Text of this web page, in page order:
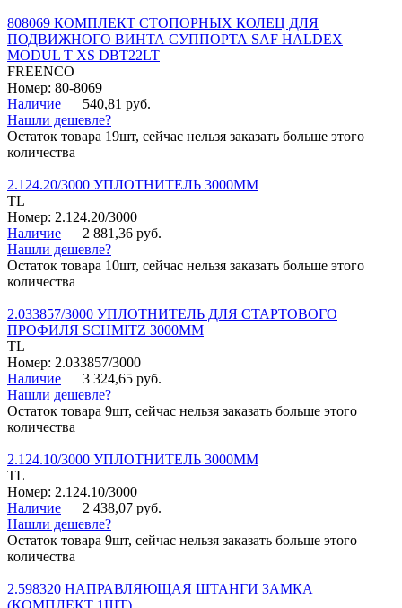
808069 КОМПЛЕКТ СТОПОРНЫХ КОЛЕЦ ДЛЯ
ПОДВИЖНОГО ВИНТА СУППОРТА SAF HALDEX
MODUL T XS DBT22LT
FREENCO
Номер: 80-8069
Наличие
540,81 руб.
Нашли дешевле?
Остаток товара 19шт, сейчас нельзя заказать больше этого
количества
2.124.20/3000 УПЛОТНИТЕЛЬ 3000ММ
TL
Номер: 2.124.20/3000
Наличие
2 881,36 руб.
Нашли дешевле?
Остаток товара 10шт, сейчас нельзя заказать больше этого
количества
2.033857/3000 УПЛОТНИТЕЛЬ ДЛЯ СТАРТОВОГО
ПРОФИЛЯ SCHMITZ 3000ММ
TL
Номер: 2.033857/3000
Наличие
3 324,65 руб.
Нашли дешевле?
Остаток товара 9шт, сейчас нельзя заказать больше этого
количества
2.124.10/3000 УПЛОТНИТЕЛЬ 3000ММ
TL
Номер: 2.124.10/3000
Наличие
2 438,07 руб.
Нашли дешевле?
Остаток товара 9шт, сейчас нельзя заказать больше этого
количества
2.598320 НАПРАВЛЯЮЩАЯ ШТАНГИ ЗАМКА